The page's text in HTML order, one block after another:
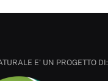
E' UN PROGETTO DI: